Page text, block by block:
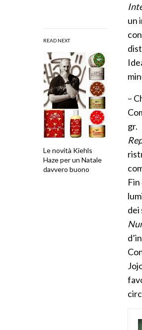
READ NEXT
Le novità Kiehls
Haze per un Natale
davvero buono
un
–
gr.
dei